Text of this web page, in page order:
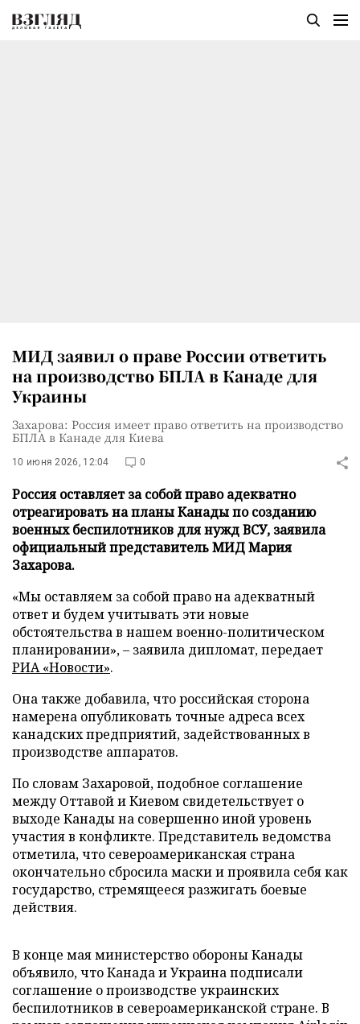
МИД заявил о праве России ответить
на производство БПЛА в Канаде для
Украины
Захарова: Россия имеет право ответить на производство
БПЛА в Канаде для Киева
10 июня 2026, 12:04 0
Россия оставляет за собой право адекватно
отреагировать на планы Канады по созданию
военных беспилотников для нужд ВСУ, заявила
официальный представитель МИД Мария
Захарова.
«Мы оставляем за собой право на адекватный
ответ и будем учитывать эти новые
обстоятельства в нашем военно-политическом
планировании», – заявила дипломат, передает
РИА «Новости».
Она также добавила, что российская сторона
намерена опубликовать точные адреса всех
канадских предприятий, задействованных в
производстве аппаратов.
По словам Захаровой, подобное соглашение
между Оттавой и Киевом свидетельствует о
выходе Канады на совершенно иной уровень
участия в конфликте. Представитель ведомства
отметила, что североамериканская страна
окончательно сбросила маски и проявила себя как
государство, стремящееся разжигать боевые
действия.
В конце мая министерство обороны Канады
объявило, что Канада и Украина подписали
соглашение о производстве украинских
беспилотников в североамериканской стране. В